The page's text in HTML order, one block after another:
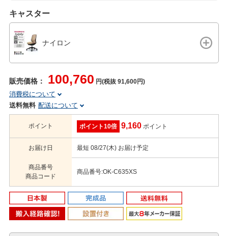
キャスター
ナイロン
販売価格： 100,760 円(税抜 91,600円)
消費税について
送料無料 配送について
ポイント ポイント10倍 9,160 ポイント
お届け日 最短 08/27(木) お届け予定
商品番号
商品コード
商品番号:OK-C635XS